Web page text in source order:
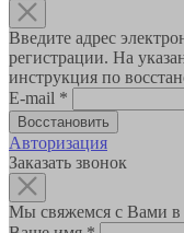
Введите адрес
регистрации. На
инструкция по
E-mail *
Авторизация
Заказать звонок
Мы свяжемся с Вами в